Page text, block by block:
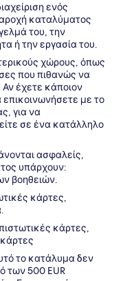
ενός
καταλύματος
του, την
ή την εργασία του.
χώρους, όπως
που πιθανώς να
Αν έχετε κάποιον
με το
για να
σε ένα κατάλληλο
ασφαλείς,
υπάρχουν:
βοηθειών.
κάρτες,
κάρτες,
το κατάλυμα δεν
των 500 EUR